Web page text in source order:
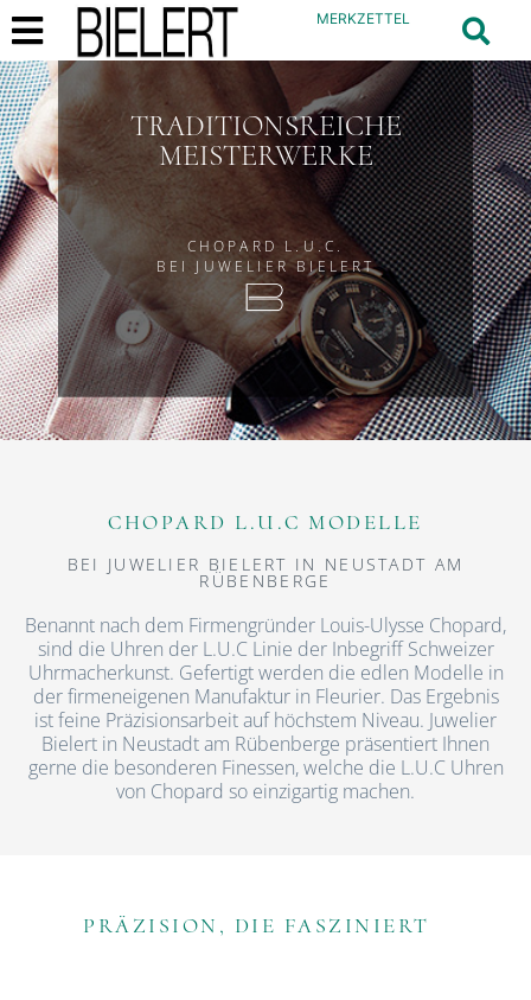
MERKZETTEL
TRADITIONSREICHE
MEISTERWERKE
CHOPARD L.U.C.
BEI JUWELIER BIELERT
CHOPARD L.U.C MODELLE
BEI JUWELIER BIELERT IN NEUSTADT AM
RÜBENBERGE
Benannt nach dem Firmengründer Louis-Ulysse Chopard,
sind die Uhren der L.U.C Linie der Inbegriff Schweizer
Uhrmacherkunst. Gefertigt werden die edlen Modelle in
der firmeneigenen Manufaktur in Fleurier. Das Ergebnis
ist feine Präzisionsarbeit auf höchstem Niveau. Juwelier
Bielert in Neustadt am Rübenberge präsentiert Ihnen
gerne die besonderen Finessen, welche die L.U.C Uhren
von Chopard so einzigartig machen.
PRÄZISION, DIE FASZINIERT